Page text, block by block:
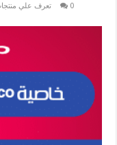
تعرف علي
0